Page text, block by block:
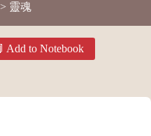
> 靈魂
Add to Notebook